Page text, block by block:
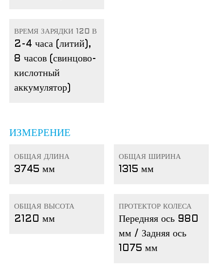
ВРЕМЯ ЗАРЯДКИ 120 В
2-4 часа (литий),
8 часов (свинцово-
кислотный
аккумулятор)
ИЗМЕРЕНИЕ
ОБЩАЯ ДЛИНА
3745 мм
ОБЩАЯ ШИРИНА
1315 мм
ОБЩАЯ ВЫСОТА
2120 мм
ПРОТЕКТОР КОЛЕСА
Передняя ось 980
мм / Задняя ось
1075 мм